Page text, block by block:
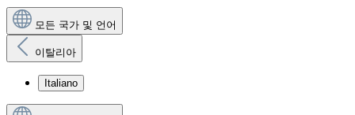
모든 국가 및 언어
이탈리아
Italiano